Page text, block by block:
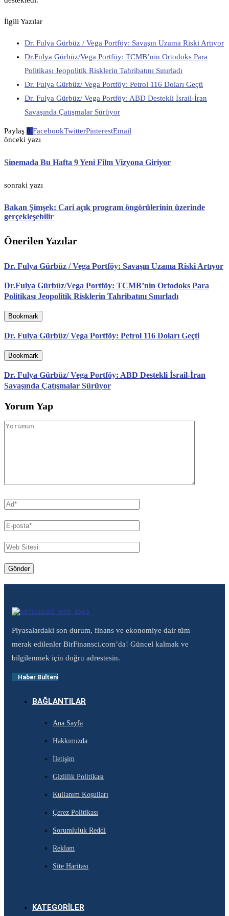
İlgili Yazılar
Dr. Fulya Gürbüz / Vega Portföy: Savaşın Uzama Riski Artıyor
Dr.Fulya Gürbüz/Vega Portföy: TCMB’nin Ortodoks Para
Politikası Jeopolitik Risklerin Tahribatını Sınırladı
Dr. Fulya Gürbüz/ Vega Portföy: Petrol 116 Doları Geçti
Dr. Fulya Gürbüz/ Vega Portföy: ABD Destekli İsrail-İran
Savaşında Çatışmalar Sürüyor
Paylaş 0 FacebookTwitterPinterestEmail
önceki yazı
Sinemada Bu Hafta 9 Yeni Film Vizyona Giriyor
sonraki yazı
Bakan Şimşek: Cari açık program öngörülerinin üzerinde
gerçekleşebilir
Önerilen Yazılar
Dr. Fulya Gürbüz / Vega Portföy: Savaşın Uzama Riski Artıyor
Dr.Fulya Gürbüz/Vega Portföy: TCMB’nin Ortodoks Para
Politikası Jeopolitik Risklerin Tahribatını Sınırladı
Bookmark
Dr. Fulya Gürbüz/ Vega Portföy: Petrol 116 Doları Geçti
Bookmark
Dr. Fulya Gürbüz/ Vega Portföy: ABD Destekli İsrail-İran
Savaşında Çatışmalar Sürüyor
Yorum Yap
Piyasalardaki son durum, finans ve ekonomiye dair tüm
merak edilenler BirFinansci.com’da! Güncel kalmak ve
bilgilenmek için doğru adrestesin.
Haber Bülteni
BAĞLANTILAR
Ana Sayfa
Hakkımızda
İletişim
Gizlilik Politikası
Kullanım Koşulları
Çerez Politikası
Sorumluluk Reddi
Reklam
Site Haritası
KATEGORILER